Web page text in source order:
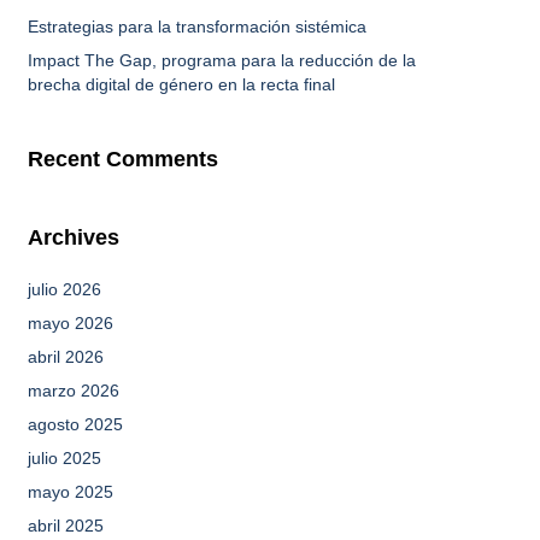
Estrategias para la transformación sistémica
Impact The Gap, programa para la reducción de la
brecha digital de género en la recta final
Recent Comments
Archives
julio 2026
mayo 2026
abril 2026
marzo 2026
agosto 2025
julio 2025
mayo 2025
abril 2025